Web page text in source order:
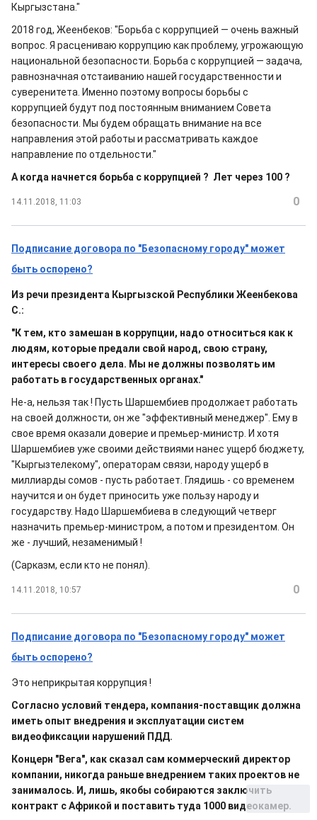
Кыргызстана."
2018 год, Жеенбеков: "Борьба с коррупцией — очень важный
вопрос. Я расцениваю коррупцию как проблему, угрожающую
национальной безопасности. Борьба с коррупцией — задача,
равнозначная отстаиванию нашей государственности и
суверенитета. Именно поэтому вопросы борьбы с
коррупцией будут под постоянным вниманием Совета
безопасности. Мы будем обращать внимание на все
направления этой работы и рассматривать каждое
направление по отдельности."
А когда начнется борьба с коррупцией ? Лет через 100 ?
14.11.2018, 11:03 0
Подписание договора по "Безопасному городу" может
быть оспорено?
Из речи президента Кыргызской Республики Жеенбекова
С.:
"К тем, кто замешан в коррупции, надо относиться как к
людям, которые предали свой народ, свою страну,
интересы своего дела. Мы не должны позволять им
работать в государственных органах."
Не-а, нельзя так ! Пусть Шаршембиев продолжает работать
на своей должности, он же "эффективный менеджер". Ему в
свое время оказали доверие и премьер-министр. И хотя
Шаршембиев уже своими действиями нанес ущерб бюджету,
"Кыргызтелекому", операторам связи, народу ущерб в
миллиарды сомов - пусть работает. Глядишь - со временем
научится и он будет приносить уже пользу народу и
государству. Надо Шаршембиева в следующий четверг
назначить премьер-министром, а потом и президентом. Он
же - лучший, незаменимый !
(Сарказм, если кто не понял).
14.11.2018, 10:57 0
Подписание договора по "Безопасному городу" может
быть оспорено?
Это неприкрытая коррупция !
Согласно условий тендера, компания-поставщик должна
иметь опыт внедрения и эксплуатации систем
видеофиксации нарушений ПДД.
Концерн "Вега", как сказал сам коммерческий директор
компании, никогда раньше внедрением таких проектов не
занималось. И, лишь, якобы собираются заключить
контракт с Африкой и поставить туда 1000 видеокамер.